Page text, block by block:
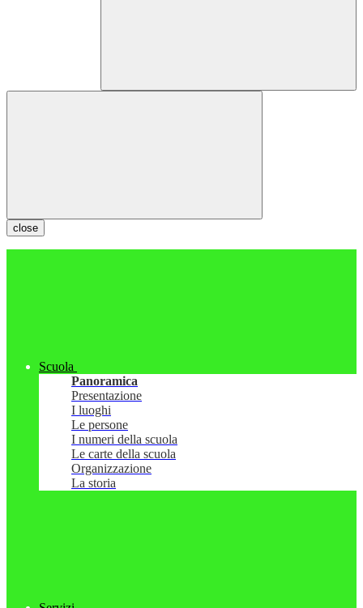
close
Scuola
Panoramica
Presentazione
I luoghi
Le persone
I numeri della scuola
Le carte della scuola
Organizzazione
La storia